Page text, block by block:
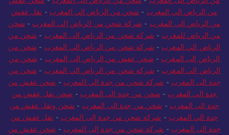
من الرياض الي المغرب - شحن من الرياض الي المغرب - نقل عفش
من الرياض الى المغرب - شركة شحن من الرياض إلى المغرب - شحن
من الرياض للمغرب - شركة شحن من الرياض الى المغرب - شحن من
الرياض الي المغرب - شركة شحن من الرياض الي المغرب - شحن من
الرياض إلى المغرب - شحن عفش من الرياض الى المغرب - شحن من
الرياض الي المغرب - شركة شحن من الرياض الي المغرب - شحن من
جدة الى المغرب - شركة شحن من جدة الي المغرب - شحن عفش من
جدة الى المغرب - شحن من جدة الى المغرب - شحن نقل عفش من
جدة الى المغرب - شحن من جدة الى المغرب - شحن ونقل عفش من
جدة الي المغرب - شركة شحن من جدة إلى المغرب - نقل عفش من
جدة الى المغرب - شركة شحن من جدة إلى المغرب - شحن عفش من